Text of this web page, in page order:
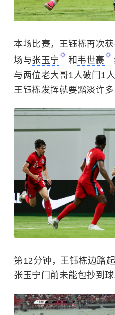
本场比赛，王钰栋再次
场与张玉宁 和 韦世豪
与两位老大哥1人破门1
王钰栋发挥就要黯淡许多
第12分钟，王钰栋边路
张玉宁门前未能包抄到球